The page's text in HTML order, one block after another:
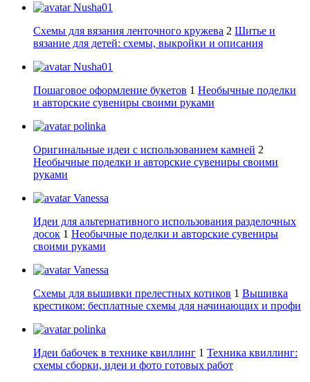
Nusha01
Схемы для вязания ленточного кружева 2 Шитье и
вязание для детей: схемы, выкройки и описания
Nusha01
Пошаговое оформление букетов 1 Необычные поделки
и авторские сувениры своими руками
polinka
Оригинальные идеи с использованием камней 2
Необычные поделки и авторские сувениры своими
руками
Vanessa
Идеи для альтернативного использования разделочных
досок 1 Необычные поделки и авторские сувениры
своими руками
Vanessa
Схемы для вышивки прелестных котиков 1 Вышивка
крестиком: бесплатные схемы для начинающих и профи
polinka
Идеи бабочек в технике квиллинг 1 Техника квиллинг:
схемы сборки, идеи и фото готовых работ